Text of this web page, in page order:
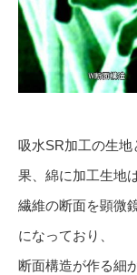
吸水SR加工の生
果、綿に加工生地
繊維の断面を顕微
になっており、
断面構造が作る細